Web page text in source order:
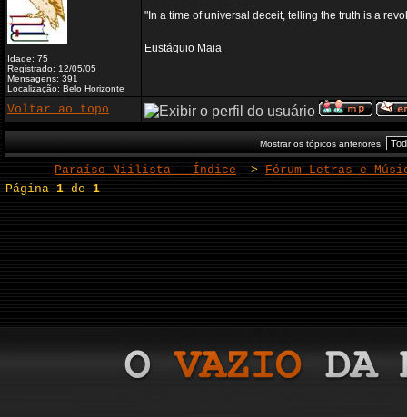
Idade: 75
Registrado: 12/05/05
Mensagens: 391
Localização: Belo Horizonte
"In a time of universal deceit, telling the truth is a
Eustáquio Maia
Voltar ao topo
Mostrar os tópicos anteriores:
Paraíso Niilista - Índice -> Fórum Letras e
Página1 de1